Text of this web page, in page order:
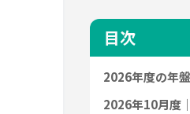
目次
2026年度の年
2026年10月度